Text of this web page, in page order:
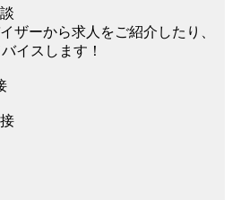
ザーから求人をご紹介したり、
イスします！